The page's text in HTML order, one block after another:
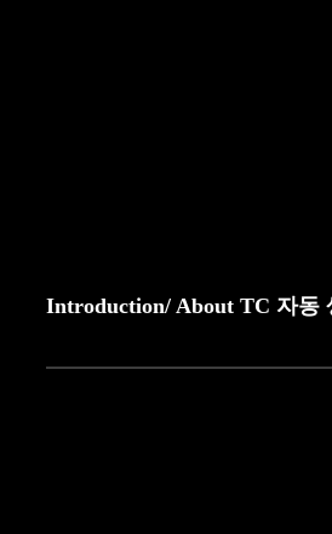
Introduction/ About TC 자동